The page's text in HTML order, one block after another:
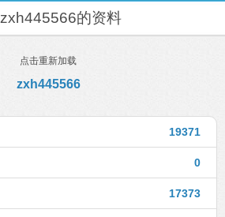
zxh445566的资料
点击重新加载
zxh445566
19371
0
17373